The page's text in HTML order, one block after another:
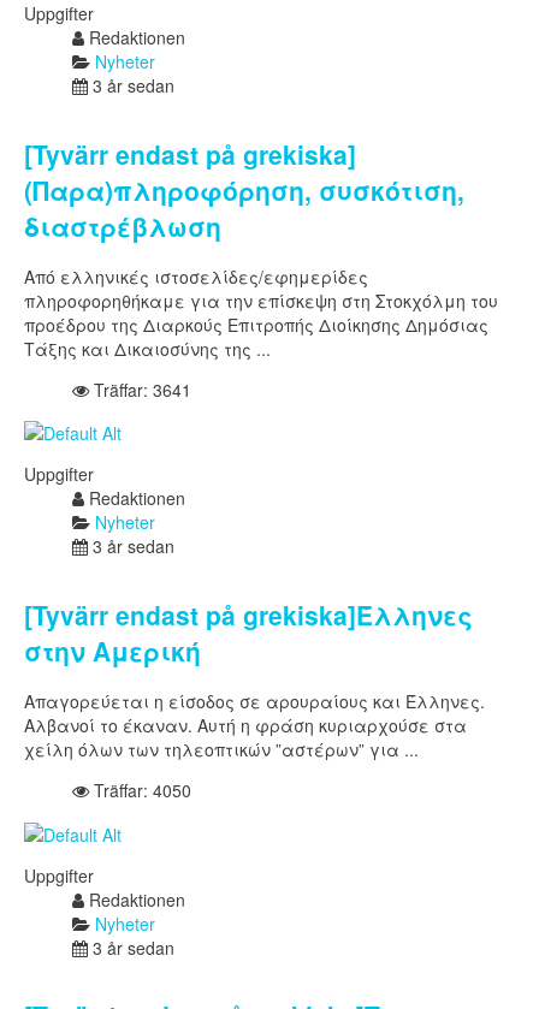
Uppgifter
Redaktionen
Nyheter
3 år sedan
[Tyvärr endast på grekiska]
(Παρα)πληροφόρηση, συσκότιση,
διαστρέβλωση
Από ελληνικές ιστοσελίδες/εφημερίδες
πληροφορηθήκαμε για την επίσκεψη στη Στοκχόλμη του
προέδρου της Διαρκούς Επιτροπής Διοίκησης Δημόσιας
Τάξης και Δικαιοσύνης της ...
Träffar: 3641
Uppgifter
Redaktionen
Nyheter
3 år sedan
[Tyvärr endast på grekiska]Έλληνες
στην Αμερική
Απαγορεύεται η είσοδος σε αρουραίους και Έλληνες.
Αλβανοί το έκαναν. Αυτή η φράση κυριαρχούσε στα
χείλη όλων των τηλεοπτικών ”αστέρων” για ...
Träffar: 4050
Uppgifter
Redaktionen
Nyheter
3 år sedan